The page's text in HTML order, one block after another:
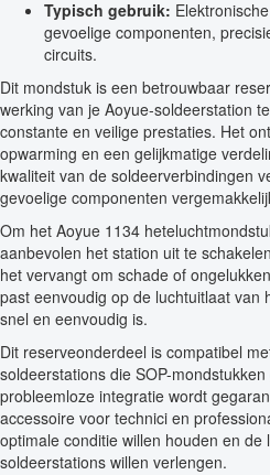
Typisch gebruik:
gevoelige componenten,
circuits.
Dit mondstuk is een betrouwbaar
werking van je Aoyue-soldeerstation
constante en veilige prestaties. Het
opwarming en een gelijkmatige
kwaliteit van de soldeerverbindingen
gevoelige componenten
Om het Aoyue 1134
aanbevolen het station uit te
het vervangt om schade of
past eenvoudig op de luchtuitlaat van
snel en eenvoudig is.
Dit reserveonderdeel is compatibel
soldeerstations die SOP-
probleemloze integratie wordt
accessoire voor technici en
optimale conditie willen houden en de
soldeerstations willen verlengen.